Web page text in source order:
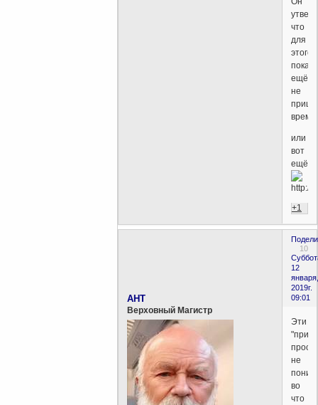
что
для
этого
пока
ещё
не
время.
или
вот
ещё:
+1
10
12
января,
2019г.
09:01
AHT
Верховный Магистр
Эти
не
во
что